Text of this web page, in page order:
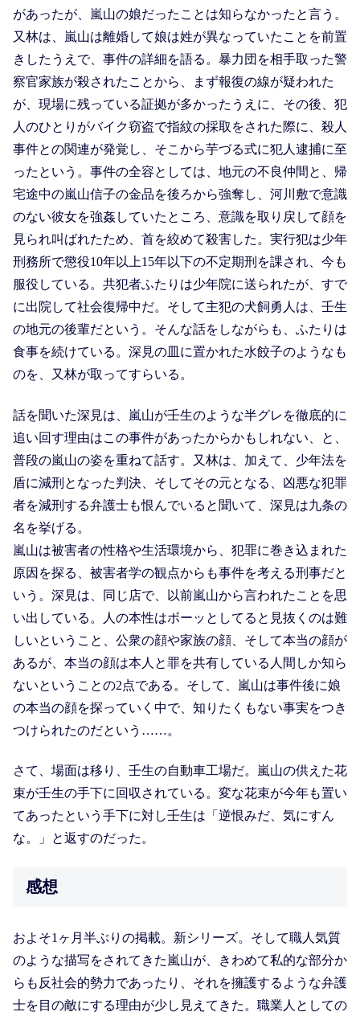
があったが、嵐山の娘だったことは知らなかったと言う。
又林は、嵐山は離婚して娘は姓が異なっていたことを前置
きしたうえで、事件の詳細を語る。暴力団を相手取った警
察官家族が殺されたことから、まず報復の線が疑われた
が、現場に残っている証拠が多かったうえに、その後、犯
人のひとりがバイク窃盗で指紋の採取をされた際に、殺人
事件との関連が発覚し、そこから芋づる式に犯人逮捕に至
ったという。事件の全容としては、地元の不良仲間と、帰
宅途中の嵐山信子の金品を後ろから強奪し、河川敷で意識
のない彼女を強姦していたところ、意識を取り戻して顔を
見られ叫ばれたため、首を絞めて殺害した。実行犯は少年
刑務所で懲役10年以上15年以下の不定期刑を課され、今も
服役している。共犯者ふたりは少年院に送られたが、すで
に出院して社会復帰中だ。そして主犯の犬飼勇人は、壬生
の地元の後輩だという。そんな話をしながらも、ふたりは
食事を続けている。深見の皿に置かれた水餃子のようなも
のを、又林が取ってすらいる。
話を聞いた深見は、嵐山が壬生のような半グレを徹底的に
追い回す理由はこの事件があったからかもしれない、と、
普段の嵐山の姿を重ねて話す。又林は、加えて、少年法を
盾に減刑となった判決、そしてその元となる、凶悪な犯罪
者を減刑する弁護士も恨んでいると聞いて、深見は九条の
名を挙げる。
嵐山は被害者の性格や生活環境から、犯罪に巻き込まれた
原因を探る、被害者学の観点からも事件を考える刑事だと
いう。深見は、同じ店で、以前嵐山から言われたことを思
い出している。人の本性はボーッとしてると見抜くのは難
しいということ、公衆の顔や家族の顔、そして本当の顔が
あるが、本当の顔は本人と罪を共有している人間しか知ら
ないということの2点である。そして、嵐山は事件後に娘
の本当の顔を探っていく中で、知りたくもない事実をつき
つけられたのだという……。
さて、場面は移り、壬生の自動車工場だ。嵐山の供えた花
束が壬生の手下に回収されている。変な花束が今年も置い
てあったという手下に対し壬生は「逆恨みだ、気にすん
な。」と返すのだった。
感想
およそ1ヶ月半ぶりの掲載。新シリーズ。そして職人気質
のような描写をされてきた嵐山が、きわめて私的な部分か
らも反社会的勢力であったり、それを擁護するような弁護
士を目の敵にする理由が少し見えてきた。職業人としての